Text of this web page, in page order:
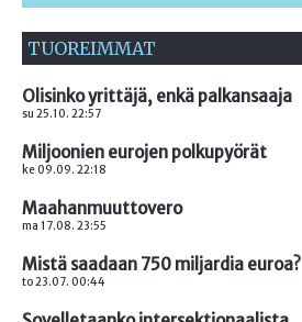
TUOREIMMAT
Olisinko yrittäjä, enkä palkansaaja
su 25.10. 22:57
Miljoonien eurojen polkupyörät
ke 09.09. 22:18
Maahanmuuttovero
ma 17.08. 23:55
Mistä saadaan 750 miljardia euroa?
to 23.07. 00:44